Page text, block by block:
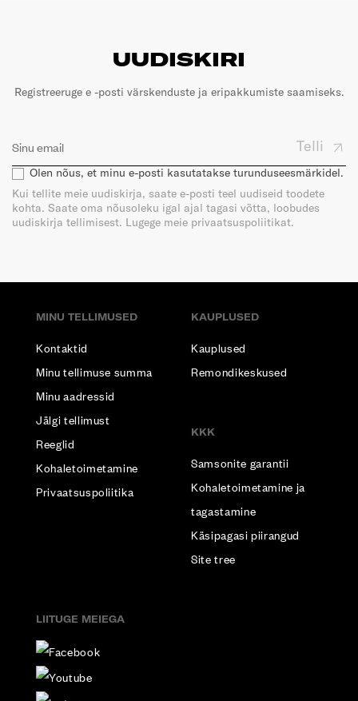
UUDISKIRI
Registreeruge e -posti värskenduste ja eripakkumiste saamiseks.
Telli
Olen nõus, et minu e-posti kasutatakse turunduseesmärkidel.
Kui tellite meie uudiskirja, saate e-posti teel uudiseid toodete
kohta. Saate oma nõusoleku igal ajal tagasi võtta, loobudes
uudiskirja tellimisest. Lugege meie privaatsuspoliitikat.
MINU TELLIMUSED
Kontaktid
Minu tellimuse summa
Minu aadressid
Jälgi tellimust
Reeglid
Kohaletoimetamine
Privaatsuspoliitika
KAUPLUSED
Kauplused
Remondikeskused
KKK
Samsonite garantii
Kohaletoimetamine ja
tagastamine
Käsipagasi piirangud
Site tree
LIITUGE MEIEGA